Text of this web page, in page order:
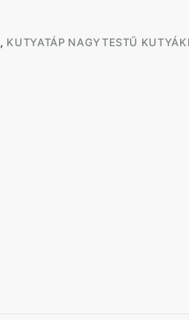
, KUTYATÁP NAGYTESTŰ